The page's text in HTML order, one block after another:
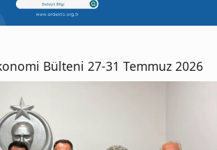
Bülteni 27-31 Temmuz 2026